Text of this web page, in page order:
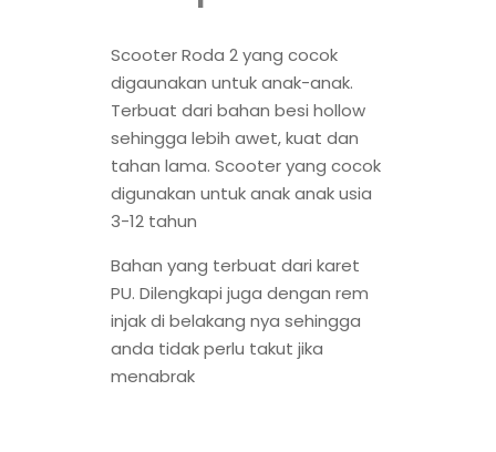
Scooter Roda 2 yang cocok
digaunakan untuk anak-anak.
Terbuat dari bahan besi hollow
sehingga lebih awet, kuat dan
tahan lama. Scooter yang cocok
digunakan untuk anak anak usia
3-12 tahun
Bahan yang terbuat dari karet
PU. Dilengkapi juga dengan rem
injak di belakang nya sehingga
anda tidak perlu takut jika
menabrak